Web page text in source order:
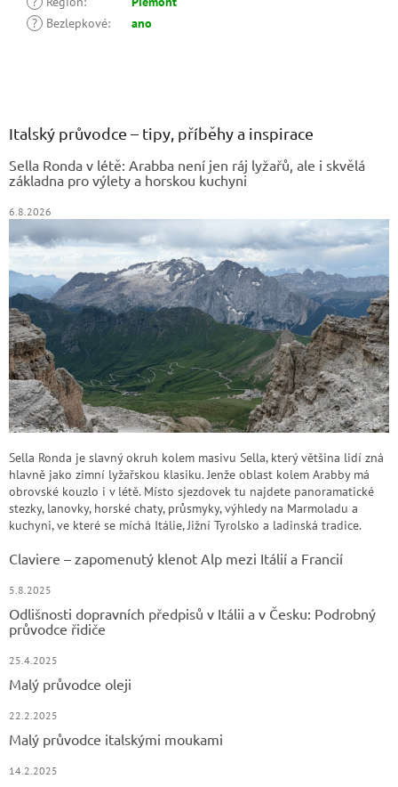
?
Bezlepkové: ano
Italský průvodce – tipy, příběhy a inspirace
Sella Ronda v létě: Arabba není jen ráj lyžařů, ale i skvělá
základna pro výlety a horskou kuchyni
6.8.2026
Sella Ronda je slavný okruh kolem masivu Sella, který většina lidí zná
hlavně jako zimní lyžařskou klasiku. Jenže oblast kolem Arabby má
obrovské kouzlo i v létě. Místo sjezdovek tu najdete panoramatické
stezky, lanovky, horské chaty, průsmyky, výhledy na Marmoladu a
kuchyni, ve které se míchá Itálie, Jižní Tyrolsko a ladinská tradice.
Claviere – zapomenutý klenot Alp mezi Itálií a Francií
5.8.2025
Odlišnosti dopravních předpisů v Itálii a v Česku: Podrobný
průvodce řidiče
25.4.2025
Malý průvodce oleji
22.2.2025
Malý průvodce italskými moukami
14.2.2025